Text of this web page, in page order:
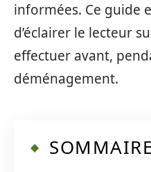
informées. Ce guide
d’éclairer le lecteur
effectuer avant,
déménagement.
SOMMAIRE